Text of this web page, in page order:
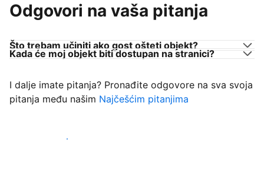
Odgovori na vaša pitanja
Što trebam učiniti ako gost ošteti objekt?
Kada će moj objekt biti dostupan na stranici?
I dalje imate pitanja? Pronađite odgovore na sva svoja
pitanja među našim Najčešćim pitanjima
Počnite primati goste